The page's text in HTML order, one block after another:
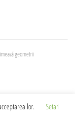
geometrii
lor. Setari